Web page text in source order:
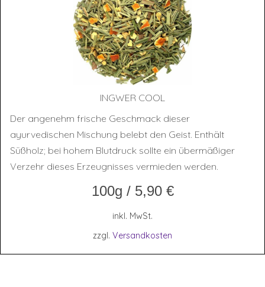
ING­WER COOL
Der angenehm frische Geschmack dieser
ayurvedischen Mischung belebt den Geist. Enthält
Süßholz; bei hohem Blutdruck sollte ein übermäßiger
Verzehr dieses Erzeugnisses vermieden werden.
100g / 5,90 €
inkl. MwSt.
zzgl. Versandkosten